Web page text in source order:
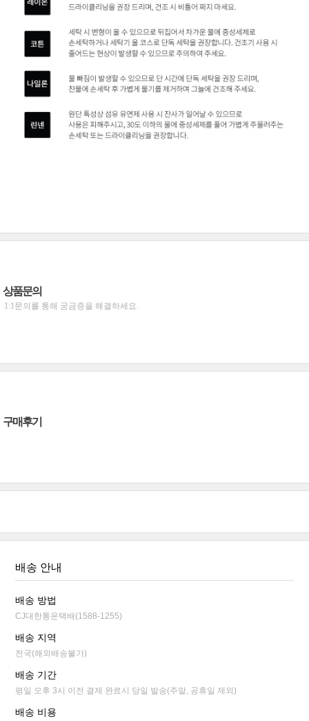
상품문의
1:1문의를 통해 궁금증을 해결하세요.
구매후기
배송 안내
배송 방법
CJ대한통운택배(1588-1255)
배송 지역
전국(해외배송불가)
배송 기간
평일 오후 3시 이전 결제 완료시 당일 발송(주말, 공휴일 제외)
배송 비용